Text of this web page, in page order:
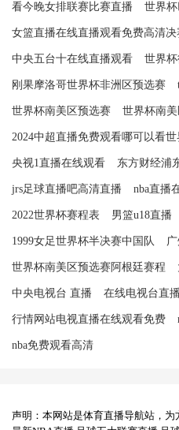
看今晚女排联赛比赛直播 世界
女篮直播在线直播观看免费高清决
中央五台十在线直播观看 世界
刚果摩洛哥世界杯非洲区预选赛
世界杯南美区预选赛 世界杯南
2024中超直播免费观看哪可以看
央视1直播在线观看 东方财经浦
jrs足球直播吧高清直播 nba直播
2022世界杯赛程表 男篮u18直播
1999女足世界杯半决赛中国队
世界杯南美区预选赛阿根廷赛程
中央电视台 直播 在线电视台直
行情网站电视直播在线观看免费
nba免费观看高清
声明：本网站是体育直播导航站，